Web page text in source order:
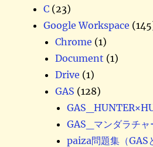
C (23)
Google Workspace
Chrome (1)
Document (1)
Drive (1)
GAS (128)
GAS_マンダラチャ
paiza問題集（